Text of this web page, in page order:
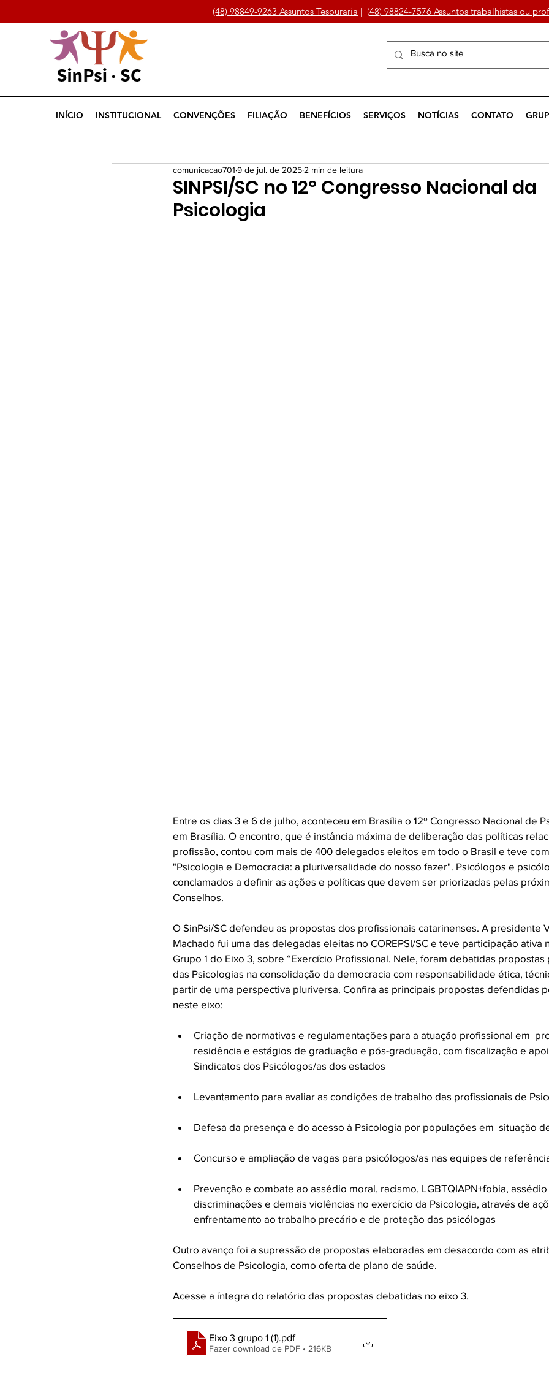
INÍCIO INSTITUCIONAL CONVENÇÕES FILIAÇÃO BENEFÍCIOS SERVIÇOS NOTÍCIAS CONTATO
(48) 98849-9263 Assuntos Tesouraria | (48) 98824-7576 Assuntos trabalhistas ou
SINPSI/SC no 12º Congresso Nacional da
Psicologia
comunicacao701 9 de jul. de 2025 2 min de leitura
Entre os dias 3 e 6 de julho, aconteceu em Brasília o 12º Congresso Nacional de
em Brasília. O encontro, que é instância máxima de deliberação das políticas
profissão, contou com mais de 400 delegados eleitos em todo o Brasil e teve
"Psicologia e Democracia: a pluriversalidade do nosso fazer". Psicólogos e
conclamados a definir as ações e políticas que devem ser priorizadas pelas
Conselhos.
O SinPsi/SC defendeu as propostas dos profissionais catarinenses. A presidente
Machado fui uma das delegadas eleitas no COREPSI/SC e teve participação ativa
Grupo 1 do Eixo 3, sobre “Exercício Profissional. Nele, foram debatidas propostas
das Psicologias na consolidação da democracia com responsabilidade ética,
partir de uma perspectiva pluriversa. Confira as principais propostas defendidas
neste eixo:
Criação de normativas e regulamentações para a atuação profissional em
residência e estágios de graduação e pós-graduação, com fiscalização e
Sindicatos dos Psicólogos/as dos estados
Levantamento para avaliar as condições de trabalho das profissionais de
Defesa da presença e do acesso à Psicologia por populações em  situação
Concurso e ampliação de vagas para psicólogos/as nas equipes de
Prevenção e combate ao assédio moral, racismo, LGBTQIAPN+fobia, assédio
discriminações e demais violências no exercício da Psicologia, através de
enfrentamento ao trabalho precário e de proteção das psicólogas
Outro avanço foi a supressão de propostas elaboradas em desacordo com as
Conselhos de Psicologia, como oferta de plano de saúde.
Acesse a íntegra do relatório das propostas debatidas no eixo 3.
Eixo 3 grupo 1 (1).pdf
Fazer download de PDF • 216KB